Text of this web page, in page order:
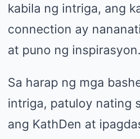
kabila ng intriga, ang
connection ay
at puno ng inspirasyon.
Sa harap ng mga
intriga, patuloy nating
ang KathDen at